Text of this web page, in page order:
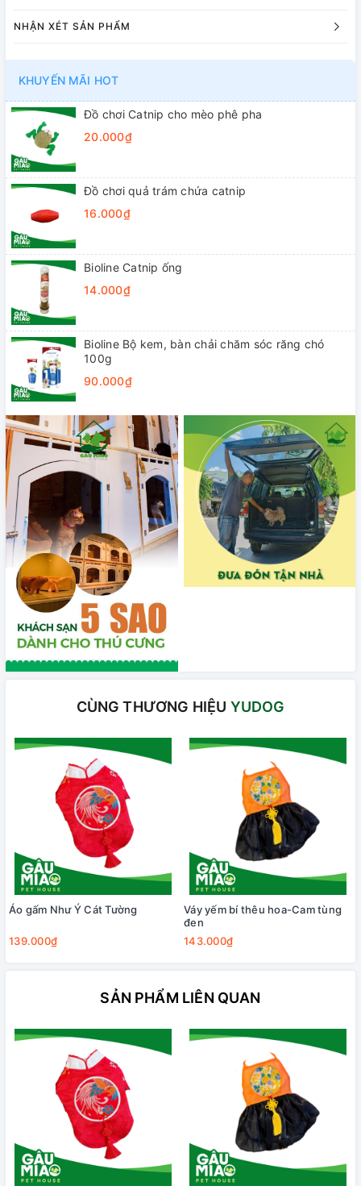
NHẬN XÉT SẢN PHẨM
KHUYẾN MÃI HOT
Đồ chơi Catnip cho mèo phê pha
20.000₫
Đồ chơi quả trám chứa catnip
16.000₫
Bioline Catnip ống
14.000₫
Bioline Bộ kem, bàn chải chăm sóc răng chó
100g
90.000₫
CÙNG THƯƠNG HIỆU YUDOG
Áo gấm Như Ý Cát Tường
139.000₫
Váy yếm bí thêu hoa-Cam tùng
đen
143.000₫
SẢN PHẨM LIÊN QUAN